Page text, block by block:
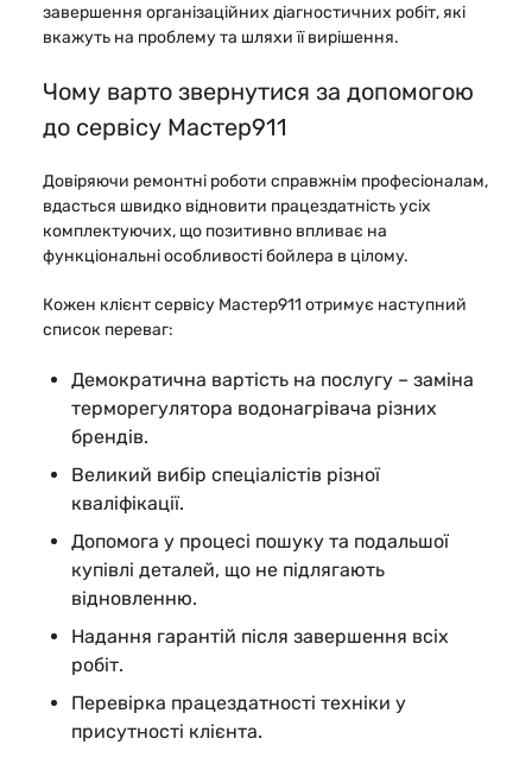
завершення організаційних діагностичних робіт, які
вкажуть на проблему та шляхи її вирішення.
Чому варто звернутися за допомогою
до сервісу Мастер911
Довіряючи ремонтні роботи справжнім професіоналам,
вдасться швидко відновити працездатність усіх
комплектуючих, що позитивно впливає на
функціональні особливості бойлера в цілому.
Кожен клієнт сервісу Мастер911 отримує наступний
список переваг:
Демократична вартість на послугу – заміна
терморегулятора водонагрівача різних
брендів.
Великий вибір спеціалістів різної
кваліфікації.
Допомога у процесі пошуку та подальшої
купівлі деталей, що не підлягають
відновленню.
Надання гарантій після завершення всіх
робіт.
Перевірка працездатності техніки у
присутності клієнта.